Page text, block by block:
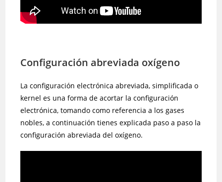
Configuración abreviada oxígeno
La configuración electrónica abreviada, simplificada o
kernel es una forma de acortar la configuración
electrónica, tomando como referencia a los gases
nobles, a continuación tienes explicada paso a paso la
configuración abreviada del oxígeno.